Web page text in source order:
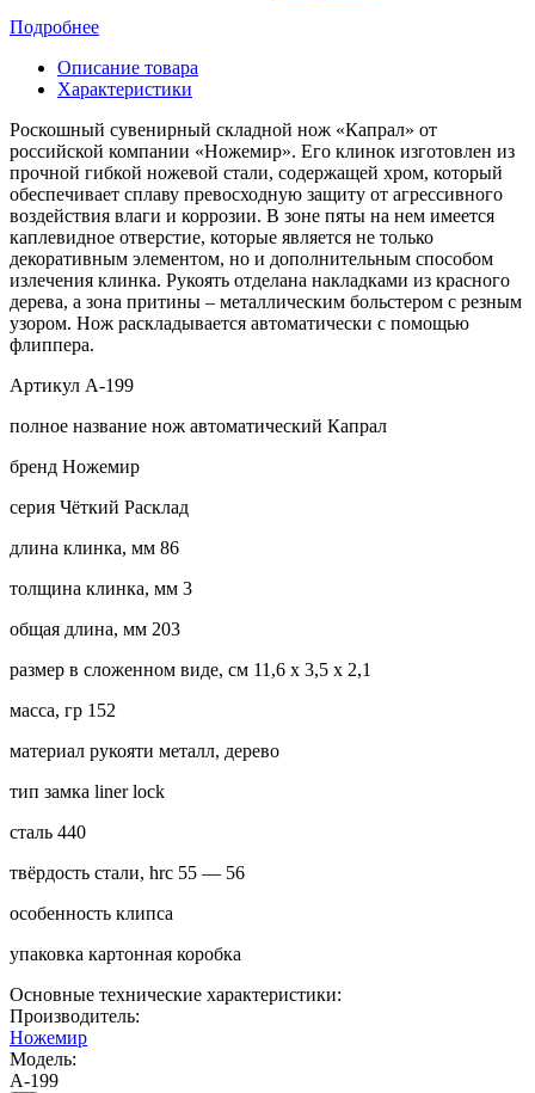
Подробнее
Описание товара
Характеристики
Роскошный сувенирный складной нож «Капрал» от
российской компании «Ножемир». Его клинок изготовлен из
прочной гибкой ножевой стали, содержащей хром, который
обеспечивает сплаву превосходную защиту от агрессивного
воздействия влаги и коррозии. В зоне пяты на нем имеется
каплевидное отверстие, которые является не только
декоративным элементом, но и дополнительным способом
излечения клинка. Рукоять отделана накладками из красного
дерева, а зона притины – металлическим больcтером с резным
узором. Нож раскладывается автоматически с помощью
флиппера.
Артикул A-199
полное название нож автоматический Капрал
бренд Ножемир
серия Чёткий Расклад
длина клинка, мм 86
толщина клинка, мм 3
общая длина, мм 203
размер в сложенном виде, см 11,6 х 3,5 х 2,1
масса, гр 152
материал рукояти металл, дерево
тип замка liner lock
сталь 440
твёрдость стали, hrc 55 — 56
особенность клипса
упаковка картонная коробка
Основные технические характеристики:
Производитель:
Ножемир
Модель:
A-199